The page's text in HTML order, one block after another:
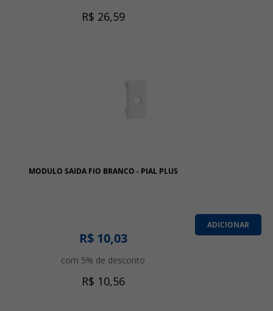
R$ 26,59
MODULO SAIDA FIO BRANCO - PIAL PLUS
R$ 10,03
com 5% de desconto
R$ 10,56
ADICIONAR